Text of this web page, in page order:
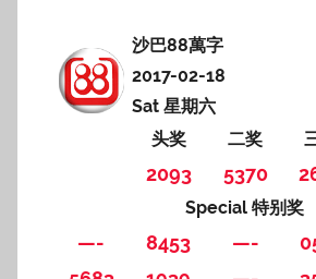
沙巴88萬字
2017-02-18
Sat 星期六
头奖
二奖
2093 5370
Special 特别奖
—- 8453 —-